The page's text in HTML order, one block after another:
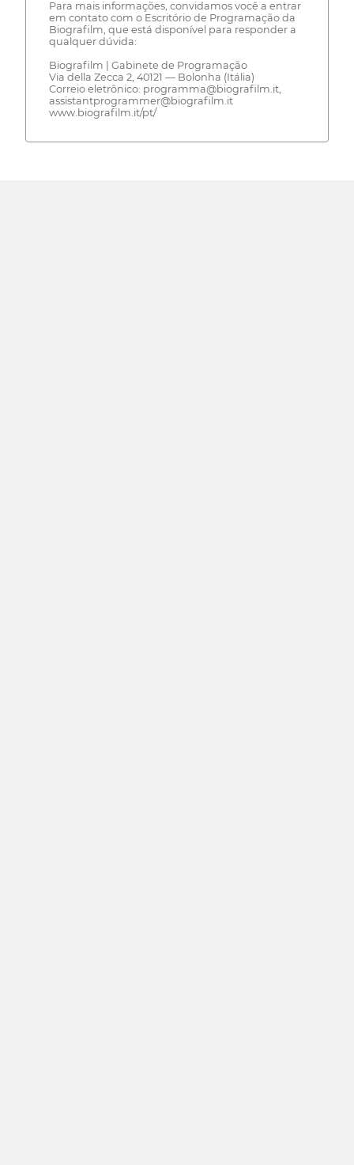
Para mais informações, convidamos você a entrar
em contato com o Escritório de Programação da
Biografilm, que está disponível para responder a
qualquer dúvida:
Biografilm | Gabinete de Programação
Via della Zecca 2, 40121 — Bolonha (Itália)
Correio eletrônico: programma@biografilm.it,
assistantprogrammer@biografilm.it
www.biografilm.it/pt/